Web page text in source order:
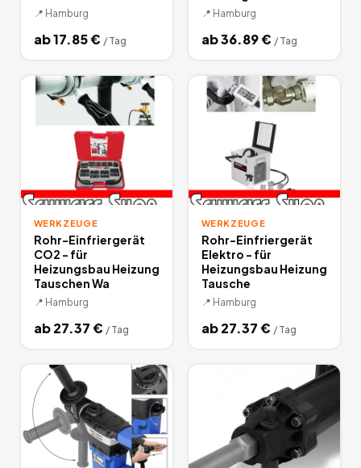
📍 Hamburg
ab17.85€ / Tag
📍 Hamburg
ab36.89€ / Tag
WERKZEUGE
Rohr-Einfriergerät
CO2 - für
Heizungsbau Heizung
Tauschen Wa
📍 Hamburg
ab27.37€ / Tag
WERKZEUGE
Rohr-Einfriergerät
Elektro - für
Heizungsbau Heizung
Tausche
📍 Hamburg
ab27.37€ / Tag